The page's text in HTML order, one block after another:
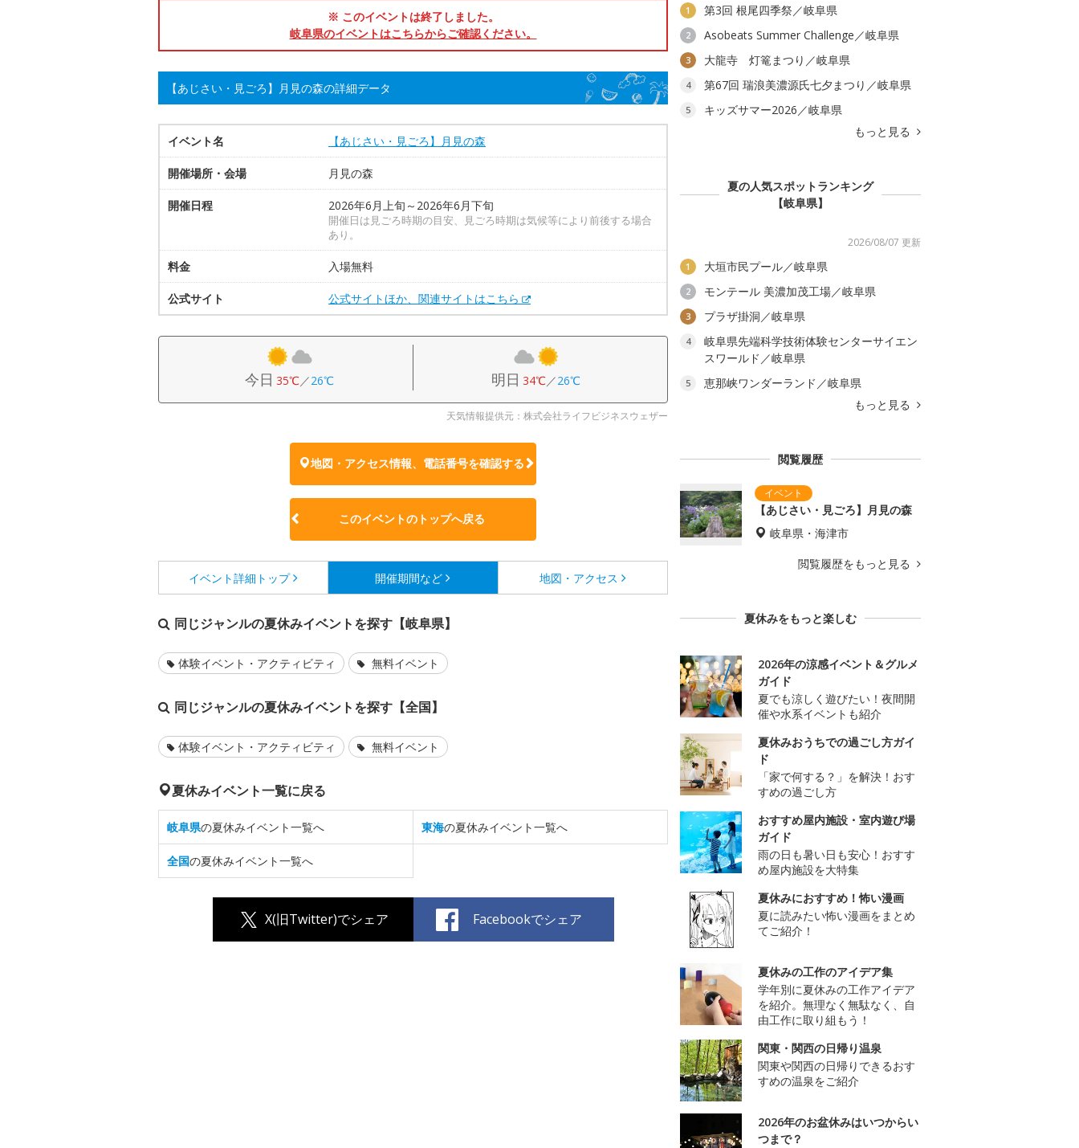
※ このイベントは終了しました。
岐阜県のイベントはこちらからご確認ください。
【あじさい・見ごろ】月見の森の詳細データ
イベント名 【あじさい・見ごろ】月見の森
開催場所・会場 月見の森
開催日程 2026年6月上旬～2026年6月下旬
開催日は見ごろ時期の目安、見ごろ時期は気候等により前後する場合
あり。
料金 入場無料
公式サイト 公式サイトほか、関連サイトはこちら
今日 35℃／26℃ 明日 34℃／26℃
天気情報提供元：株式会社ライフビジネスウェザー
地図・アクセス情報、電話番号を確認する
このイベントのトップへ戻る
イベント詳細 トップ 開催期間など 地図・アクセス
同じジャンルの夏休みイベントを探す【岐阜県】
体験イベント・アクティビティ 無料イベント
同じジャンルの夏休みイベントを探す【全国】
体験イベント・アクティビティ 無料イベント
夏休みイベント一覧に戻る
岐阜県の夏休みイベント一覧へ 東海の夏休みイベント一覧へ
全国の夏休みイベント一覧へ
X(旧Twitter)でシェア Facebookでシェア
1 第3回 根尾四季祭／岐阜県
2 Asobeats Summer Challenge／岐阜県
3 大龍寺 灯篭まつり／岐阜県
4 第67回 瑞浪美濃源氏七夕まつり／岐阜県
5
キッズサマー2026／岐阜県
もっと見る
夏の人気スポットランキング
【岐阜県】
2026/08/07 更新
1 大垣市民プール／岐阜県
2 モンテール 美濃加茂工場／岐阜県
3 プラザ掛洞／岐阜県
4
岐阜県先端科学技術体験センターサイエン
スワールド／岐阜県
5
恵那峡ワンダーランド／岐阜県
もっと見る
閲覧履歴
【あじさい・見ごろ】月見の森
岐阜県・海津市
閲覧履歴をもっと見る
夏休みをもっと楽しむ
2026年の涼感イベント＆グルメ
ガイド
夏でも涼しく遊びたい！夜間開
催や水系イベントも紹介
夏休みおうちでの過ごし方ガイ
ド
「家で何する？」を解決！おす
すめの過ごし方
おすすめ屋内施設・室内遊び場
ガイド
雨の日も暑い日も安心！おすす
め屋内施設を大特集
夏休みにおすすめ！怖い漫画
夏に読みたい怖い漫画をまとめ
てご紹介！
夏休みの工作のアイデア集
学年別に夏休みの工作アイデア
を紹介。無理なく無駄なく、自
由工作に取り組もう！
関東・関西の日帰り温泉
関東や関西の日帰りできるおす
すめの温泉をご紹介
2026年のお盆休みはいつからい
つまで？